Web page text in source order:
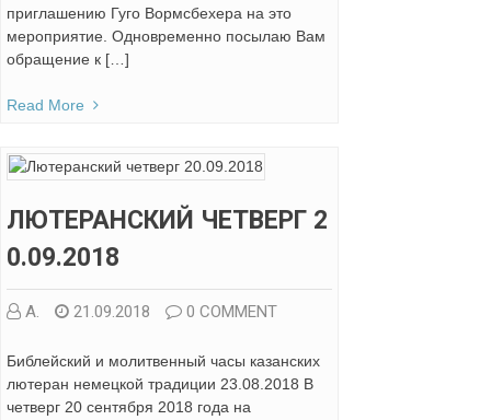
приглашению Гуго Вормсбехера на это
мероприятие. Одновременно посылаю Вам
обращение к […]
Read More
ЛЮТЕРАНСКИЙ ЧЕТВЕРГ 2
0.09.2018
А. 21.09.2018 0 COMMENT
Библейский и молитвенный часы казанских
лютеран немецкой традиции 23.08.2018 В
четверг 20 сентября 2018 года на